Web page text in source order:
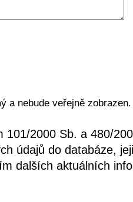
a nebude veřejně zobrazen.
101/2000 Sb. a 480/
údajů do databáze,
dalších aktuálních